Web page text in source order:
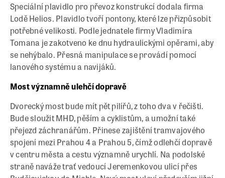
Speciální plavidlo pro převoz konstrukcí dodala firma
Lodě Helios. Plavidlo tvoří pontony, které lze přizpůsobit
potřebné velikosti. Podle jednatele firmy Vladimíra
Tomana je zakotveno ke dnu hydraulickými opěrami, aby
se nehýbalo. Přesná manipulace se provádí pomocí
lanového systému a navijáků.
Most významně ulehčí dopravě
Dvorecký most bude mít pět pilířů, z toho dva v řečišti.
Bude sloužit MHD, pěším a cyklistům, a umožní také
přejezd záchranářům. Přinese zajištění tramvajového
spojení mezi Prahou 4 a Prahou 5, čímž odlehčí dopravě
v centru města a cestu významně urychlí. Na podolské
straně naváže trať vedoucí Jeremenkovou ulicí přes